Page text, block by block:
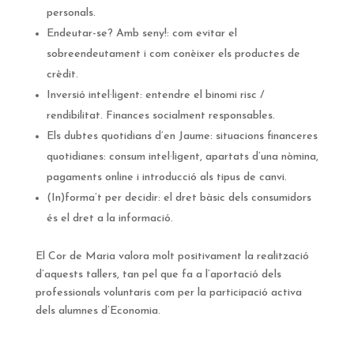
personals.
Endeutar-se? Amb seny!: com evitar el
sobreendeutament i com conèixer els productes de
crèdit.
Inversió intel·ligent: entendre el binomi risc /
rendibilitat. Finances socialment responsables.
Els dubtes quotidians d’en Jaume: situacions financeres
quotidianes: consum intel·ligent, apartats d’una nòmina,
pagaments online i introducció als tipus de canvi.
(In)forma’t per decidir: el dret bàsic dels consumidors
és el dret a la informació.
El Cor de Maria valora molt positivament la realització
d’aquests tallers, tan pel que fa a l’aportació dels
professionals voluntaris com per la participació activa
dels alumnes d’Economia.